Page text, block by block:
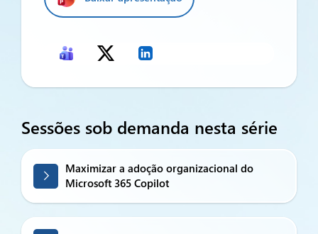
Sessões sob demanda nesta série
Maximizar a adoção organizacional do
Microsoft 365 Copilot